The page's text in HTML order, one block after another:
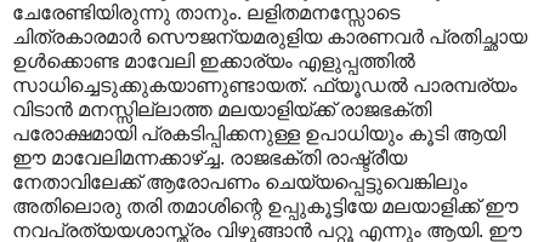
ചേരേണ്ടിയിരുന്നു താനും. ലളിതമനസ്സോടെ
ചിത്രകാരമാർ സൌജന്യമരുളിയ കാരണവർ പ്രതിച്ഛായ
ഉൾക്കൊണ്ട മാവേലി ഇക്കാര്യം എളുപ്പത്തിൽ
സാധിച്ചെടുക്കുകയാണുണ്ടായത്. ഫ്യൂഡൽ പാരമ്പര്യം
വിടാൻ മനസ്സില്ലാത്ത മലയാളിയ്ക്ക് രാജഭക്തി
പരോക്ഷമായി പ്രകടിപ്പിക്കനുള്ള ഉപാധിയും കൂടി ആയി
ഈ മാവേലിമന്നക്കാഴ്ച്ച. രാജഭക്തി രാഷ്ട്രീയ
നേതാവിലേക്ക് ആരോപണം ചെയ്യപ്പെട്ടുവെങ്കിലും
അതിലൊരു തരി തമാശിന്റെ ഉപ്പുകൂട്ടിയേ മലയാളിക്ക് ഈ
നവപ്രത്യയശാസ്ത്രം വിഴുങ്ങാൻ പറ്റൂ എന്നും ആയി. ഈ